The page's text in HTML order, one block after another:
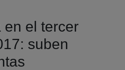
en el tercer
suben